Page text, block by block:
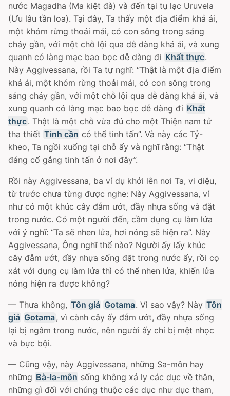
nước Magadha (Ma kiệt đà) và đến tại tụ lạc Uruvela
(Ưu lâu tần loa). Tại đây, Ta thấy một địa điểm khả ái,
một khóm rừng thoải mái, có con sông trong sáng
chảy gần, với một chỗ lội qua dễ dàng khả ái, và xung
quanh có làng mạc bao bọc dễ dàng đi Khất thực.
Này Aggivessana, rồi Ta tự nghĩ: “Thật là một địa điểm
khả ái, một khóm rừng thoải mái, có con sông trong
sáng chảy gần, với một chỗ lội qua dễ dàng khả ái, và
xung quanh có làng mạc bao bọc dễ dàng đi Khất
thực. Thật là một chỗ vừa đủ cho một Thiện nam tử
tha thiết Tinh cần có thể tinh tấn”. Và này các Tỷ-
kheo, Ta ngồi xuống tại chỗ ấy và nghĩ rằng: “Thật
đáng cố gắng tinh tấn ở nơi đây”.
Rồi này Aggivessana, ba ví dụ khởi lên nơi Ta, vi diệu,
từ trước chưa từng được nghe: Này Aggivessana, ví
như có một khúc cây đẫm ướt, đầy nhựa sống và đặt
trong nước. Có một người đến, cầm dụng cụ làm lửa
với ý nghĩ: “Ta sẽ nhen lửa, hơi nóng sẽ hiện ra”. Này
Aggivessana, Ông nghĩ thế nào? Người ấy lấy khúc
cây đẫm ướt, đầy nhựa sống đặt trong nước ấy, rồi cọ
xát với dụng cụ làm lửa thì có thể nhen lửa, khiến lửa
nóng hiện ra được không?
— Thưa không, Tôn giả Gotama. Vì sao vậy? Này Tôn
giả Gotama, vì cành cây ấy đẫm ướt, đầy nhựa sống
lại bị ngâm trong nước, nên người ấy chỉ bị mệt nhọc
và bực bội.
— Cũng vậy, này Aggivessana, những Sa-môn hay
những Bà-la-môn sống không xả ly các dục về thân,
những gì đối với chúng thuộc các dục như dục tham,